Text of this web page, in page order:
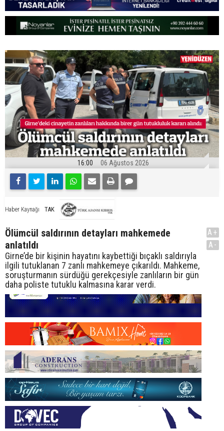
16:00 06 Ağustos 2026
Haber Kaynağı TAK
Ölümcül saldırının detayları mahkemede
anlatıldı
Girne’de bir kişinin hayatını kaybettiği bıçaklı saldırıyla
ilgili tutuklanan 7 zanlı mahkemeye çıkarıldı. Mahkeme,
soruşturmanın sürdüğü gerekçesiyle zanlıların bir gün
daha poliste tutuklu kalmasına karar verdi.
A+
A-